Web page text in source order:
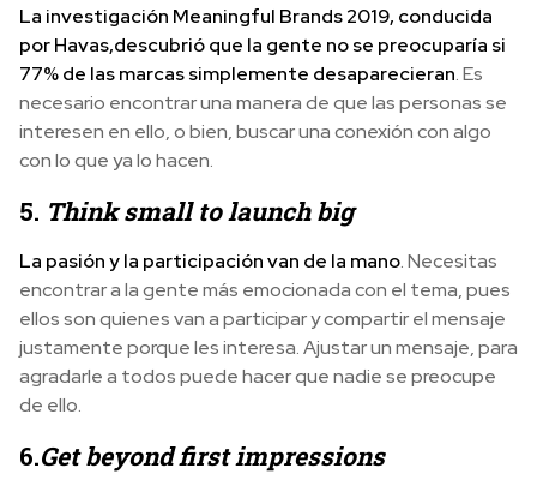
La investigación Meaningful Brands 2019, conducida
por Havas,descubrió que la gente no se preocuparía si
77% de las marcas simplemente desaparecieran. Es
necesario encontrar una manera de que las personas se
interesen en ello, o bien, buscar una conexión con algo
con lo que ya lo hacen.
5. Think small to launch big
La pasión y la participación van de la mano. Necesitas
encontrar a la gente más emocionada con el tema, pues
ellos son quienes van a participar y compartir el mensaje
justamente porque les interesa. Ajustar un mensaje, para
agradarle a todos puede hacer que nadie se preocupe
de ello.
6.Get beyond first impressions